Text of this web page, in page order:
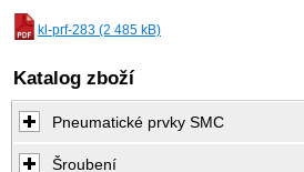
kl-prf-283 (2 485 kB)
Katalog zboží
Pneumatické prvky SMC
Šroubení